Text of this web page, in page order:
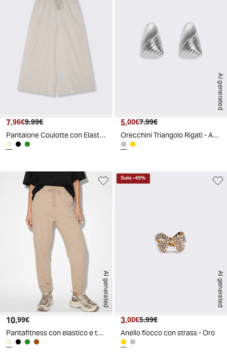
Prezzo attuale
7.96€ Prezzo originale
9.99€
Pantalone Coulotte con Elastico e Coulisse - Sabbia
AI generated
Prezzo attuale
5.00€ Prezzo originale
7.99€
Orecchini Triangolo Rigati - Argento
AI generated
Prezzo attuale
10.99€
Pantafitness con elastico e tasche americane - Sabbia
AI generated
Sale-49%
Prezzo attuale
3.00€ Prezzo originale
5.99€
Anello fiocco con strass - Oro